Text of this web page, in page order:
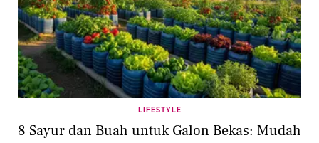
LIFESTYLE
8 Sayur dan Buah untuk Galon Bekas: Mudah